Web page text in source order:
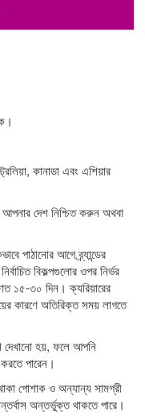
কানাডা এবং এশিয়ার
দেশ নিশ্চিত করুন অথবা
পাঠানোর আগে ব্র্যান্ডের
বিকল্পগুলোর ওপর নির্ভর
১৫-৩০ দিন। ক্যরিয়ারের
কারণে অতিরিক্ত সময় লাগতে
হয়, ফলে আপনি
পারেন।
পোশাক ও অন্যান্য সামগ্রী
অন্তর্ভুক্ত থাকতে পারে।